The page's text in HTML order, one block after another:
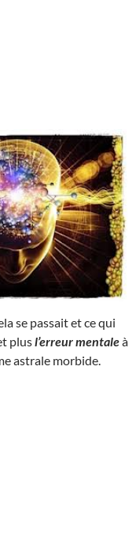
se passait et ce qui
plusl’erreur mentaleà
astrale morbide.